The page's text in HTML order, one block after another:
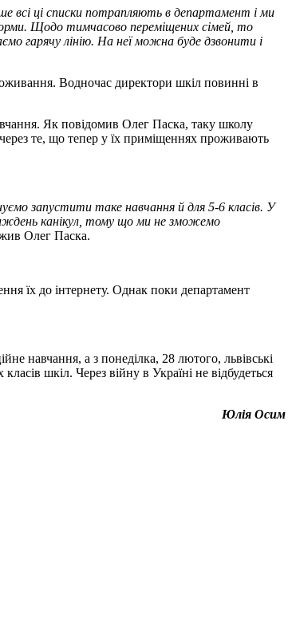
всі ці списки потрапляють в департамент і ми
Щодо тимчасово переміщених сімей, то
гарячу лінію. На неї можна буде дзвонити і
Водночас директори шкіл повинні в
Як повідомив Олег Паска, таку школу
те, що тепер у їх приміщеннях проживають
запустити таке навчання й для 5-6 класів. У
канікул, тому що ми не зможемо
Олег Паска.
їх до інтернету. Однак поки департамент
навчання, а з понеділка, 28 лютого, львівські
шкіл. Через війну в Україні не відбудеться
Юлія Осим